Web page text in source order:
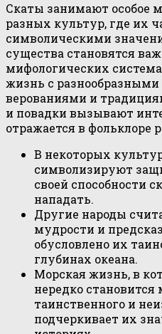
Скаты занимают особое
разных культур, где их
символическими
существа становятся
мифологических
жизнь с
верованиями и
и повадки вызывают
отражается в фольклоре
В некоторых
символизируют
своей способности
нападать.
Другие народы
мудрости и
обусловлено их
глубинах океана.
Морская жизнь, в
нередко становится
таинственного и
подчеркивает их